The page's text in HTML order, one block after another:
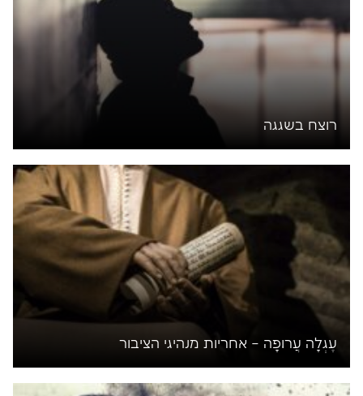
רוצח בשגגה
עֶגְלָה עֲרוּפָה – אחריות מנהיגי הציבור